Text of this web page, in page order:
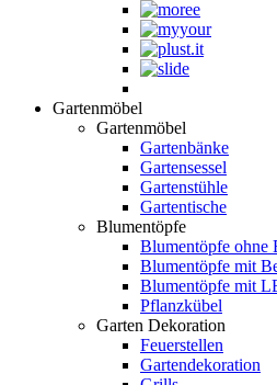
Gartenmöbel
Gartenmöbel
Gartenbänke
Gartensessel
Gartenstühle
Gartentische
Blumentöpfe
Blumentöpfe ohne
Blumentöpfe mit
Blumentöpfe mit
Pflanzkübel
Garten Dekoration
Feuerstellen
Gartendekoration